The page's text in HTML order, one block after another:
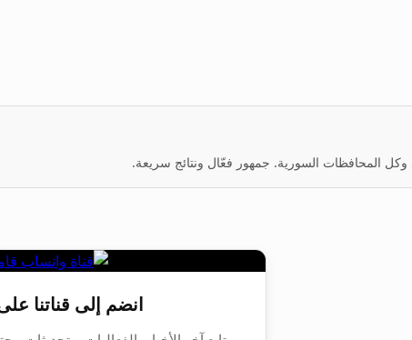
المحافظات السورية. جمهور فعّال ونتائج سريعة.
انضم إلى قناتنا